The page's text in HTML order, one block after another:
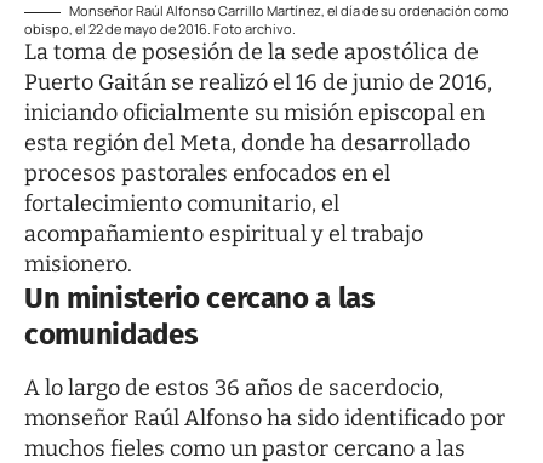
Monseñor Raúl Alfonso Carrillo Martínez, el día de su ordenación como
obispo, el 22 de mayo de 2016. Foto archivo.
La toma de posesión de la sede apostólica de
Puerto Gaitán se realizó el 16 de junio de 2016,
iniciando oficialmente su misión episcopal en
esta región del Meta, donde ha desarrollado
procesos pastorales enfocados en el
fortalecimiento comunitario, el
acompañamiento espiritual y el trabajo
misionero.
Un ministerio cercano a las
comunidades
A lo largo de estos 36 años de sacerdocio,
monseñor Raúl Alfonso ha sido identificado por
muchos fieles como un pastor cercano a las